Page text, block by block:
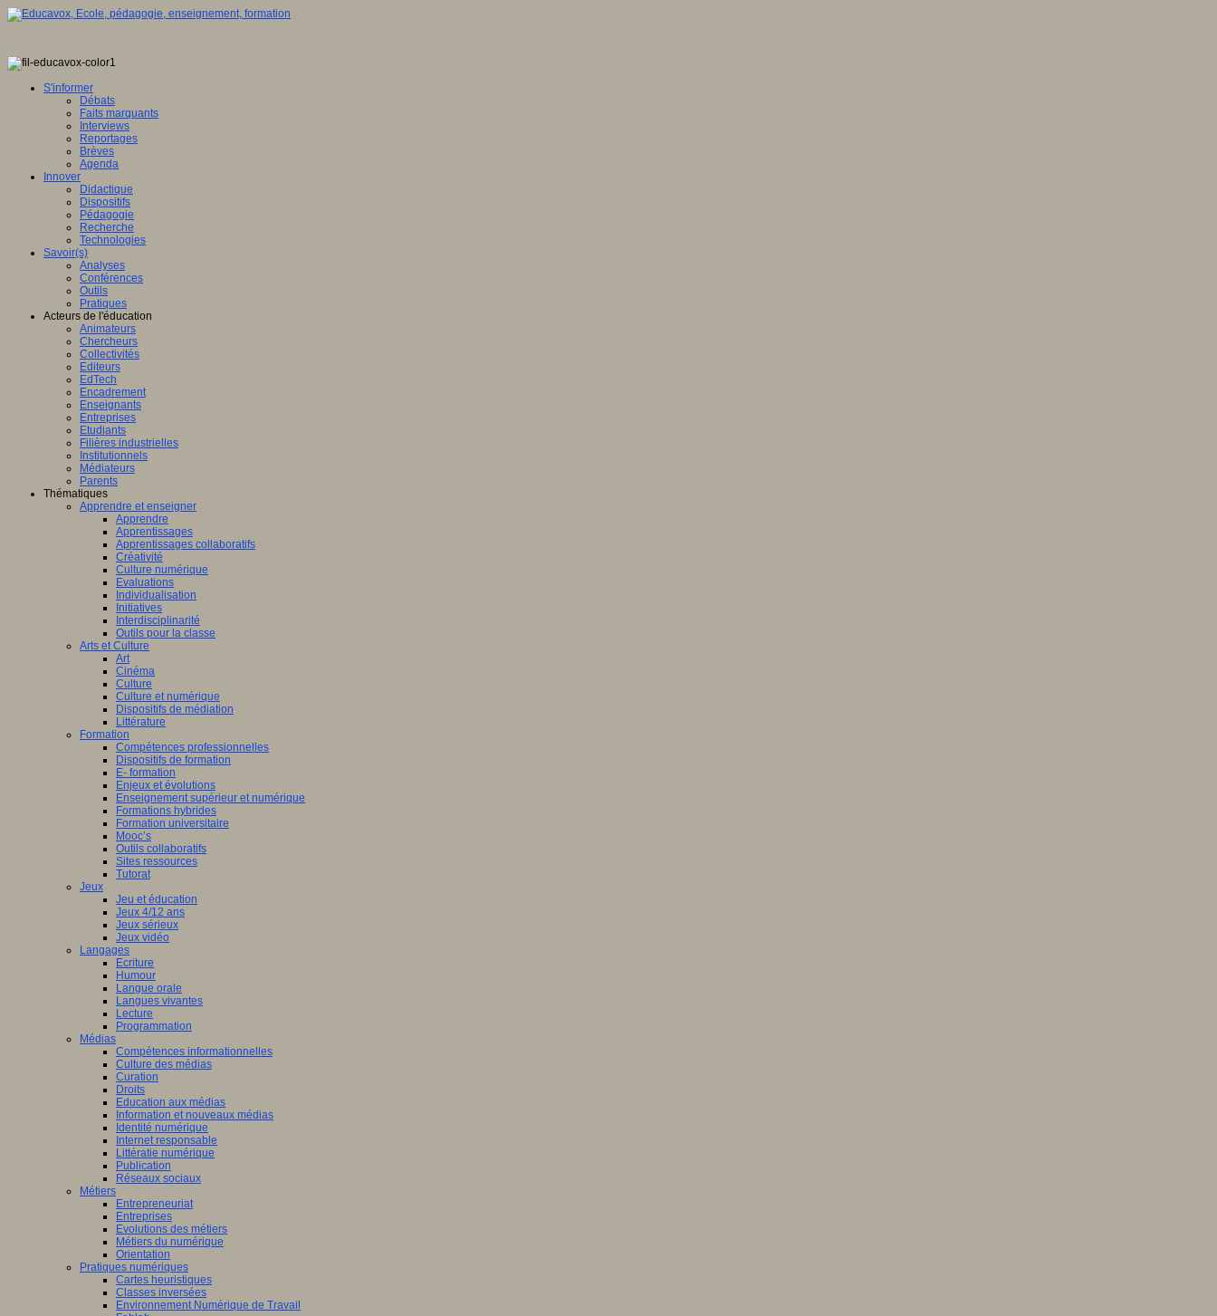
S'informer
Débats
Faits marquants
Interviews
Reportages
Brèves
Agenda
Innover
Didactique
Dispositifs
Pédagogie
Recherche
Technologies
Savoir(s)
Analyses
Conférences
Outils
Pratiques
Acteurs de l'éducation
Animateurs
Chercheurs
Collectivités
Editeurs
EdTech
Encadrement
Enseignants
Entreprises
Etudiants
Filières industrielles
Institutionnels
Médiateurs
Parents
Thématiques
Apprendre et enseigner
Apprendre
Apprentissages
Apprentissages collaboratifs
Créativité
Culture numérique
Evaluations
Individualisation
Initiatives
Interdisciplinarité
Outils pour la classe
Arts et Culture
Art
Cinéma
Culture
Culture et numérique
Dispositifs de médiation
Littérature
Formation
Compétences professionnelles
Dispositifs de formation
E- formation
Enjeux et évolutions
Enseignement supérieur et numérique
Formations hybrides
Formation universitaire
Mooc’s
Outils collaboratifs
Sites ressources
Tutorat
Jeux
Jeu et éducation
Jeux 4/12 ans
Jeux sérieux
Jeux vidéo
Langages
Ecriture
Humour
Langue orale
Langues vivantes
Lecture
Programmation
Médias
Compétences informationnelles
Culture des médias
Curation
Droits
Education aux médias
Information et nouveaux médias
Identité numérique
Internet responsable
Littératie numérique
Publication
Réseaux sociaux
Métiers
Entrepreneuriat
Entreprises
Evolutions des métiers
Métiers du numérique
Orientation
Pratiques numériques
Cartes heuristiques
Classes inversées
Environnement Numérique de Travail